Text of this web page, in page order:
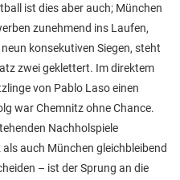
ist dies aber auch; München
zunehmend ins Laufen,
konsekutiven Siegen, steht
zwei geklettert. Im direktem
von Pablo Laso einen
war Chemnitz ohne Chance.
Nachholspiele
auch München gleichbleibend
– ist der Sprung an die